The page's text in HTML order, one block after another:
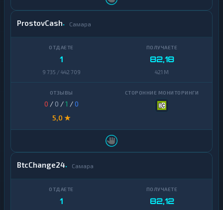
ProstovCash Самара
1
9 735 / 442 709
82,18
421 M
0 / 0 /1 /0
5,0 ★
BtcChange24 Самара
1 82,12